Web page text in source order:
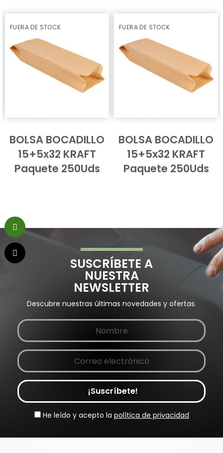
FUERA DE STOCK
BOLSA BOCADILLO
15+5x32 KRAFT
Paquete 250Uds
FUERA DE STOCK
BOLSA BOCADILLO
15+5x32 KRAFT
Paquete 250Uds
SUSCRÍBETE A
NUESTRA
NEWSLETTER
Descubre nuestras últimas novedades y ofertas.
¡Suscríbete!
He leído y acepto la política de privacidad